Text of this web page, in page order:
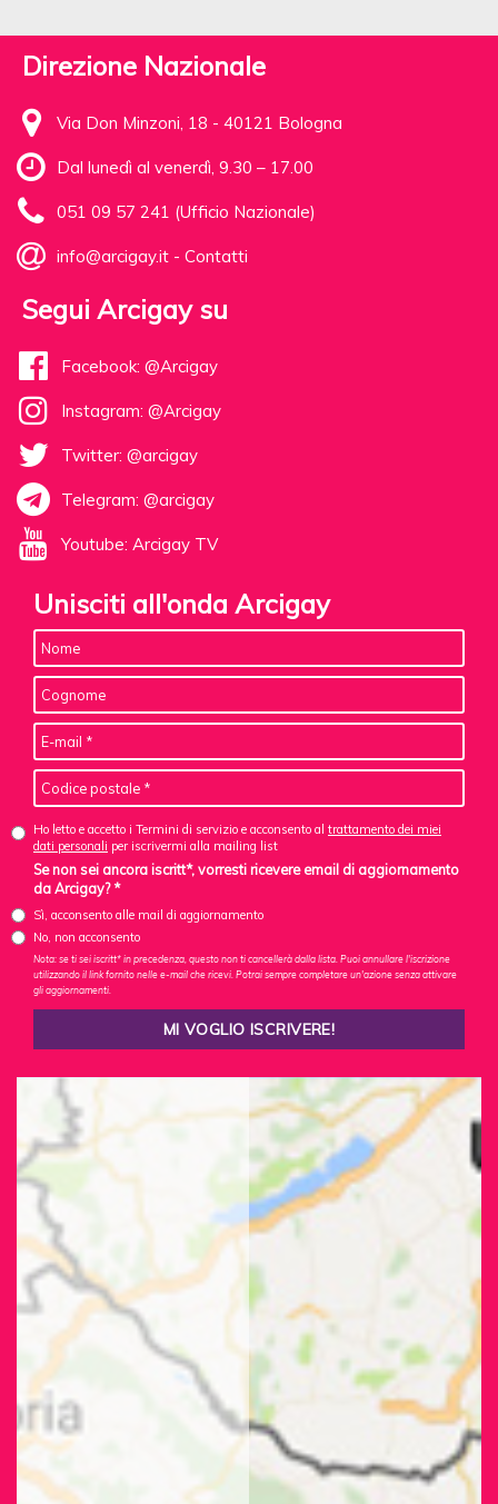
Direzione Nazionale
Via Don Minzoni, 18 - 40121 Bologna
Dal lunedì al venerdì, 9.30 – 17.00
051 09 57 241 (Ufficio Nazionale)
info@arcigay.it - Contatti
Segui Arcigay su
Facebook: @Arcigay
Instagram: @Arcigay
Twitter: @arcigay
Telegram: @arcigay
Youtube: Arcigay TV
Unisciti all'onda Arcigay
Ho letto e accetto i Termini di servizio e acconsento al trattamento dei miei
dati personali per iscrivermi alla mailing list
Se non sei ancora iscritt*, vorresti ricevere email di aggiornamento
da Arcigay? *
Sì, acconsento alle mail di aggiornamento
No, non acconsento
Nota: se ti sei iscritt* in precedenza, questo non ti cancellerà dalla lista. Puoi annullare l'iscrizione
utilizzando il link fornito nelle e-mail che ricevi. Potrai sempre completare un'azione senza attivare
gli aggiornamenti.